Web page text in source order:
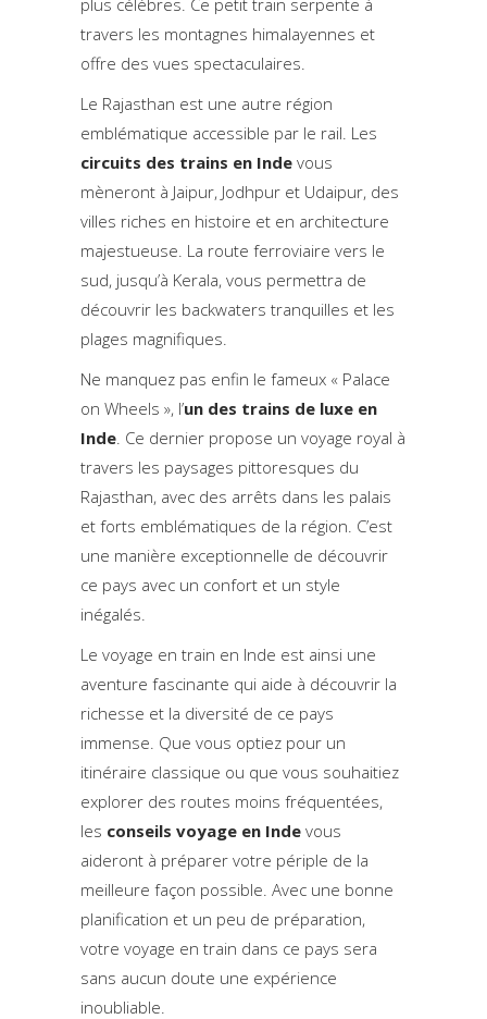
travers les montagnes himalayennes et
offre des vues spectaculaires.
Le Rajasthan est une autre région
emblématique accessible par le rail. Les
circuits des trains en Inde vous
mèneront à Jaipur, Jodhpur et Udaipur, des
villes riches en histoire et en architecture
majestueuse. La route ferroviaire vers le
sud, jusqu’à Kerala, vous permettra de
découvrir les backwaters tranquilles et les
plages magnifiques.
Ne manquez pas enfin le fameux « Palace
on Wheels », l’un des trains de luxe en
Inde . Ce dernier propose un voyage royal à
travers les paysages pittoresques du
Rajasthan, avec des arrêts dans les palais
et forts emblématiques de la région. C’est
une manière exceptionnelle de découvrir
ce pays avec un confort et un style
inégalés.
Le voyage en train en Inde est ainsi une
aventure fascinante qui aide à découvrir la
richesse et la diversité de ce pays
immense. Que vous optiez pour un
itinéraire classique ou que vous souhaitiez
explorer des routes moins fréquentées,
les conseils voyage en Inde vous
aideront à préparer votre périple de la
meilleure façon possible. Avec une bonne
planification et un peu de préparation,
votre voyage en train dans ce pays sera
sans aucun doute une expérience
inoubliable.